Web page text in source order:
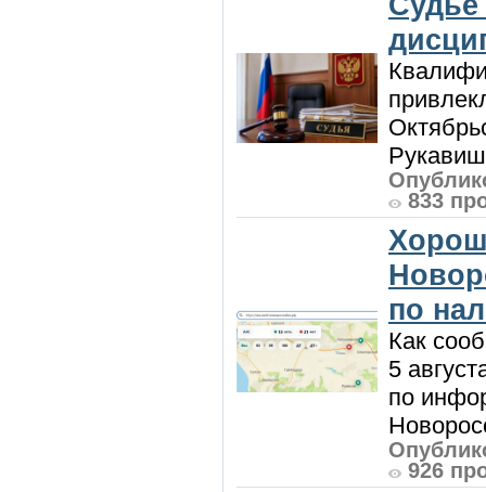
833
по
Как
5
по
926